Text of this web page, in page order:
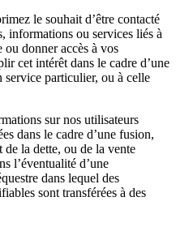
le souhait d’être contacté
informations ou services liés à
donner accès à vos
cet intérêt dans le cadre d’une
particulier, ou à celle
sur nos utilisateurs
dans le cadre d’une fusion,
de la dette, ou de la vente
l’éventualité d’une
dans lequel des
sont transférées à des